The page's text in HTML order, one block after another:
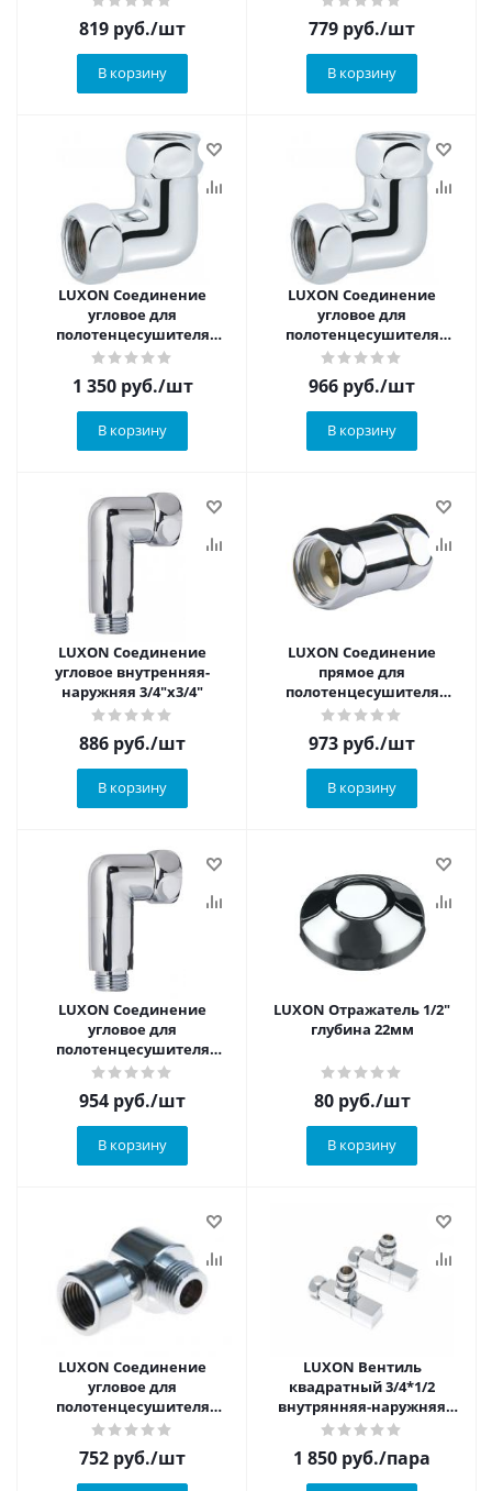
1"х1/2"
819 руб./шт
В корзину
3/4"х1/2"
779 руб./шт
В корзину
LUXON Соединение
угловое для
полотенцесушителя
внутренняя-внутренняя
1"х1"
1 350руб./шт
В корзину
LUXON Соединение
угловое для
полотенцесушителя
внутренняя-внутренняя
1"х 3/4"
966 руб./шт
В корзину
LUXON Соединение
угловое внутренняя-
наружняя 3/4"х3/4"
886 руб./шт
В корзину
LUXON Соединение
прямое для
полотенцесушителя
внутренняя-внутренняя
1х1"
973 руб./шт
В корзину
LUXON Соединение
угловое для
полотенцесушителя
внутренняя-наружняя
1"х1/2"
954 руб./шт
В корзину
LUXON Отражатель 1/2"
глубина 22мм
80руб./шт
В корзину
LUXON Соединение
угловое для
полотенцесушителя
внутренняя-наружняяс
1/2"х1/2"
752 руб./шт
LUXON Вентиль
квадратный 3/4*1/2
внутрянняя-наружняя
2шт
1 850 руб./пара